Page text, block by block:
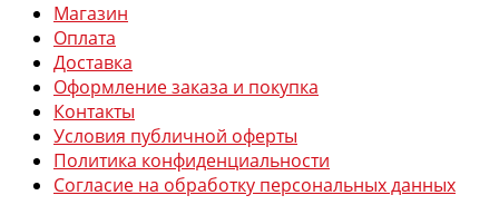
Магазин
Оплата
Доставка
Оформление заказа и покупка
Контакты
Условия публичной оферты
Политика конфиденциальности
Согласие на обработку персональных данных